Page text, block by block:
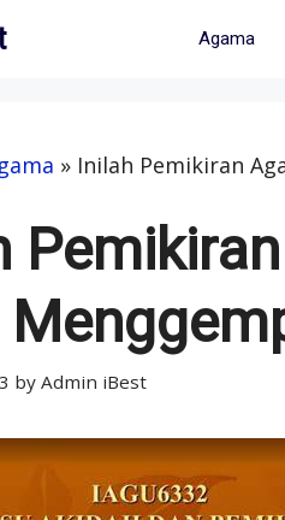
Agama
» Inilah Pemikiran
by Admin iBest